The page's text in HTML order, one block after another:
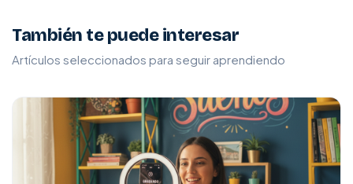
También te puede interesar
Artículos seleccionados para seguir aprendiendo